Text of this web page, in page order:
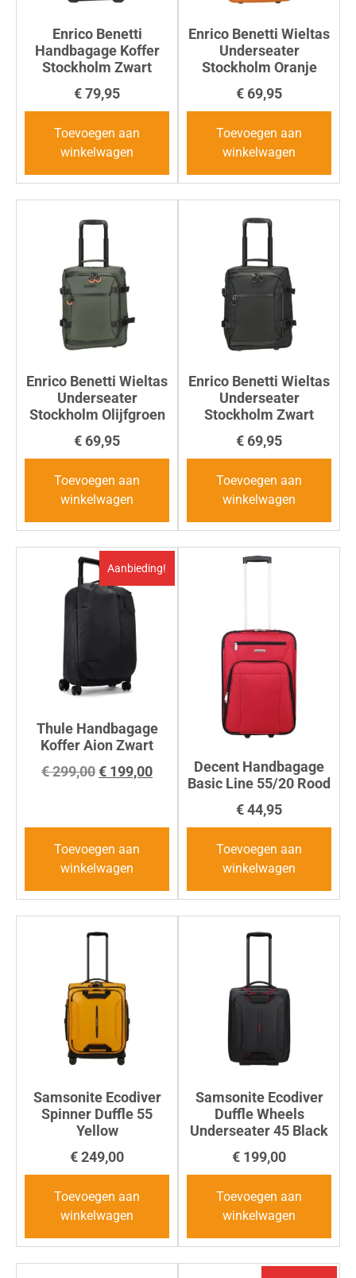
Enrico Benetti
Handbagage Koffer
Stockholm Zwart
€79,95
Toevoegen aan
winkelwagen
Enrico Benetti Wieltas
Underseater
Stockholm Oranje
€ 69,95
Toevoegen aan
winkelwagen
Enrico Benetti Wieltas
Underseater
Stockholm Olijfgroen
€ 69,95
Toevoegen aan
winkelwagen
Enrico Benetti Wieltas
Underseater
Stockholm Zwart
€ 69,95
Toevoegen aan
winkelwagen
Aanbieding!
Thule Handbagage
Koffer Aion Zwart
€299,00€ 199,00
Toevoegen aan
winkelwagen
Decent Handbagage
Basic Line 55/20 Rood
€44,95
Toevoegen aan
winkelwagen
Samsonite Ecodiver
Spinner Duffle 55
Yellow
€249,00
Toevoegen aan
winkelwagen
Samsonite Ecodiver
Duffle Wheels
Underseater 45 Black
€ 199,00
Toevoegen aan
winkelwagen